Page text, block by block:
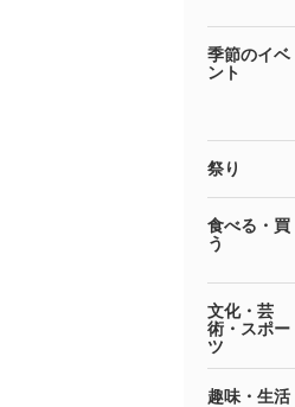
季節のイベ
ント
祭り
食べる・買
う
文化・芸
術・スポー
ツ
趣味・生活